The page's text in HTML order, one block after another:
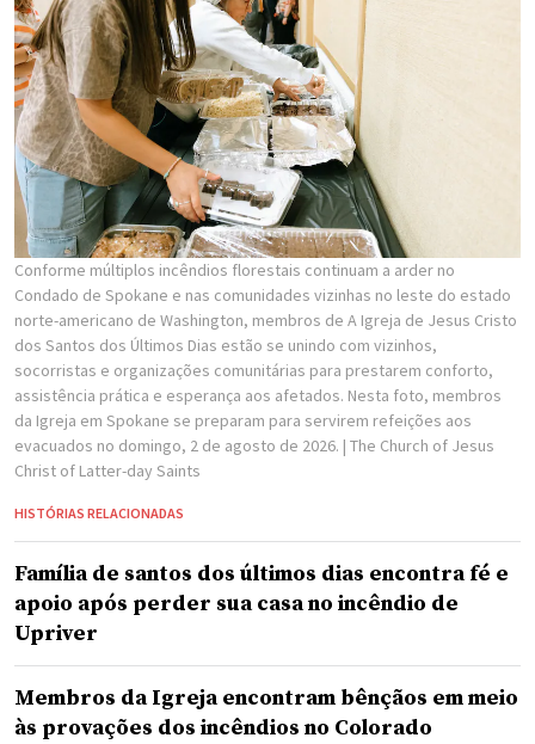
Conforme múltiplos incêndios florestais continuam a arder no
Condado de Spokane e nas comunidades vizinhas no leste do estado
norte-americano de Washington, membros de A Igreja de Jesus Cristo
dos Santos dos Últimos Dias estão se unindo com vizinhos,
socorristas e organizações comunitárias para prestarem conforto,
assistência prática e esperança aos afetados. Nesta foto, membros
da Igreja em Spokane se preparam para servirem refeições aos
evacuados no domingo, 2 de agosto de 2026. | The Church of Jesus
Christ of Latter-day Saints
HISTÓRIAS RELACIONADAS
Família de santos dos últimos dias encontra fé e
apoio após perder sua casa no incêndio de
Upriver
Membros da Igreja encontram bênçãos em meio
às provações dos incêndios no Colorado